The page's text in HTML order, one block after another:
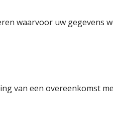
waarvoor uw gegevens
van een overeenkomst